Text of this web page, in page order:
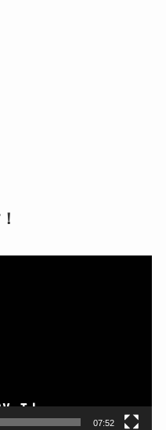
07:52